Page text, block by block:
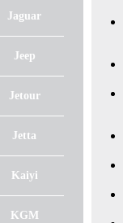
Jaguar
Jeep
Jetour
Jetta
Kaiyi
KGM